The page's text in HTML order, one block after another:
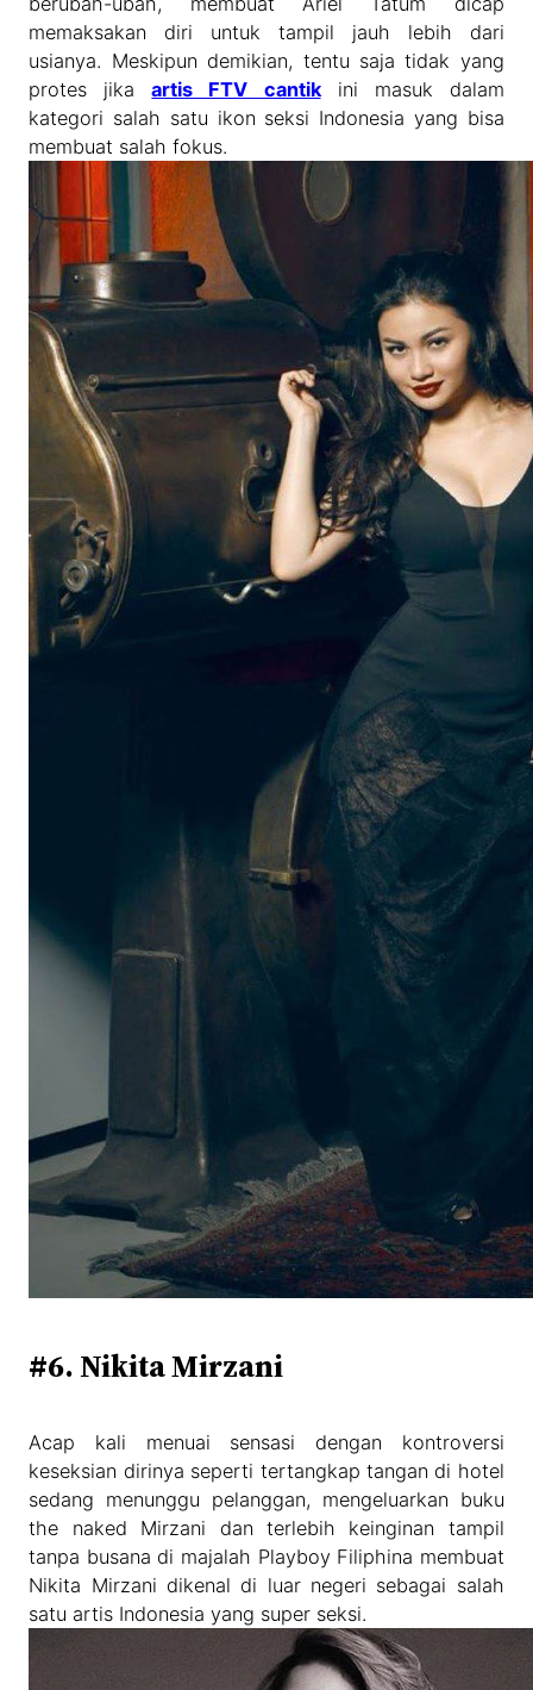
memaksakan diri untuk tampil jauh lebih dari
usianya. Meskipun demikian, tentu saja tidak yang
protes jikaartis FTV cantikini masuk dalam
kategori salah satu ikon seksi Indonesia yang bisa
membuat salah fokus.
#6. Nikita Mirzani
Acap kali menuai sensasi dengan kontroversi
keseksian dirinya seperti tertangkap tangan di hotel
sedang menunggu pelanggan, mengeluarkan buku
the naked Mirzani dan terlebih keinginan tampil
tanpa busana di majalah Playboy Filiphina membuat
Nikita Mirzani dikenal di luar negeri sebagai salah
satu artis Indonesia yang super seksi.